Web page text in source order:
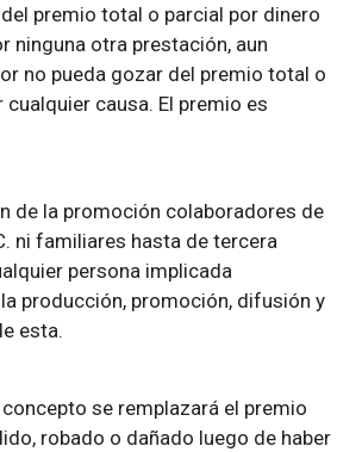
premio total o parcial por dinero
ninguna otra prestación, aun
no pueda gozar del premio total o
causa. El premio es
de la promoción colaboradores de
ni familiares hasta de tercera
persona implicada
producción, promoción, difusión y
esta.
se remplazará el premio
robado o dañado luego de haber